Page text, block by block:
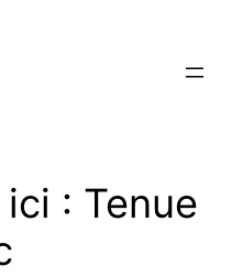
: Tenue